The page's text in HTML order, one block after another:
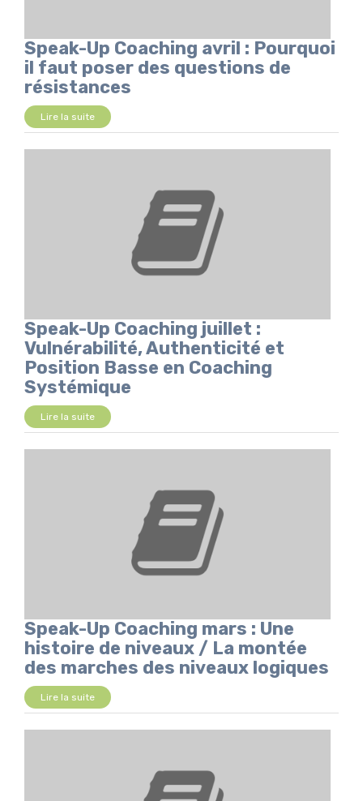
Speak-Up Coaching avril : Pourquoi
il faut poser des questions de
résistances
Lire la suite
Speak-Up Coaching juillet :
Vulnérabilité, Authenticité et
Position Basse en Coaching
Systémique
Lire la suite
Speak-Up Coaching mars : Une
histoire de niveaux / La montée
des marches des niveaux logiques
Lire la suite